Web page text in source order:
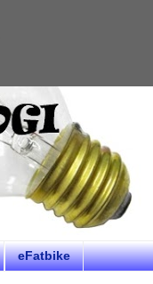
eFatbike